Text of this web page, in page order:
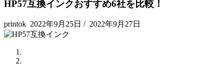
HP57互換インクおすすめ6社を比較！
printok 2022年9月25日 / 2022年9月27日